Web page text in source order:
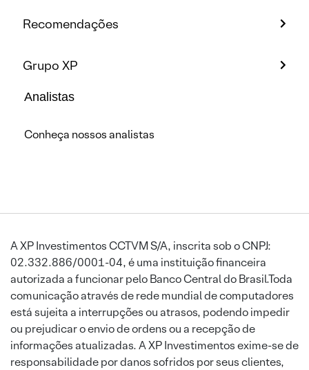
Recomendações
Grupo XP
Analistas
Conheça nossos analistas
A XP Investimentos CCTVM S/A, inscrita sob o CNPJ:
02.332.886/0001-04, é uma instituição financeira
autorizada a funcionar pelo Banco Central do Brasil.Toda
comunicação através de rede mundial de computadores
está sujeita a interrupções ou atrasos, podendo impedir
ou prejudicar o envio de ordens ou a recepção de
informações atualizadas. A XP Investimentos exime-se de
responsabilidade por danos sofridos por seus clientes,